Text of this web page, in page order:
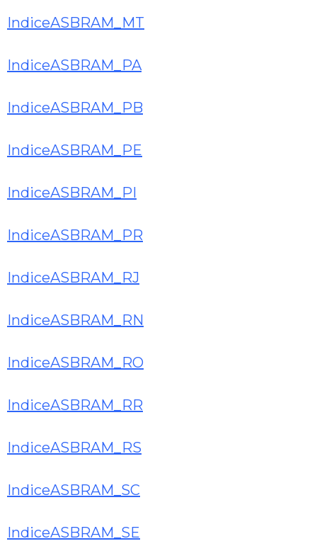
IndiceASBRAM_MT
IndiceASBRAM_PA
IndiceASBRAM_PB
IndiceASBRAM_PE
IndiceASBRAM_PI
IndiceASBRAM_PR
IndiceASBRAM_RJ
IndiceASBRAM_RN
IndiceASBRAM_RO
IndiceASBRAM_RR
IndiceASBRAM_RS
IndiceASBRAM_SC
IndiceASBRAM_SE